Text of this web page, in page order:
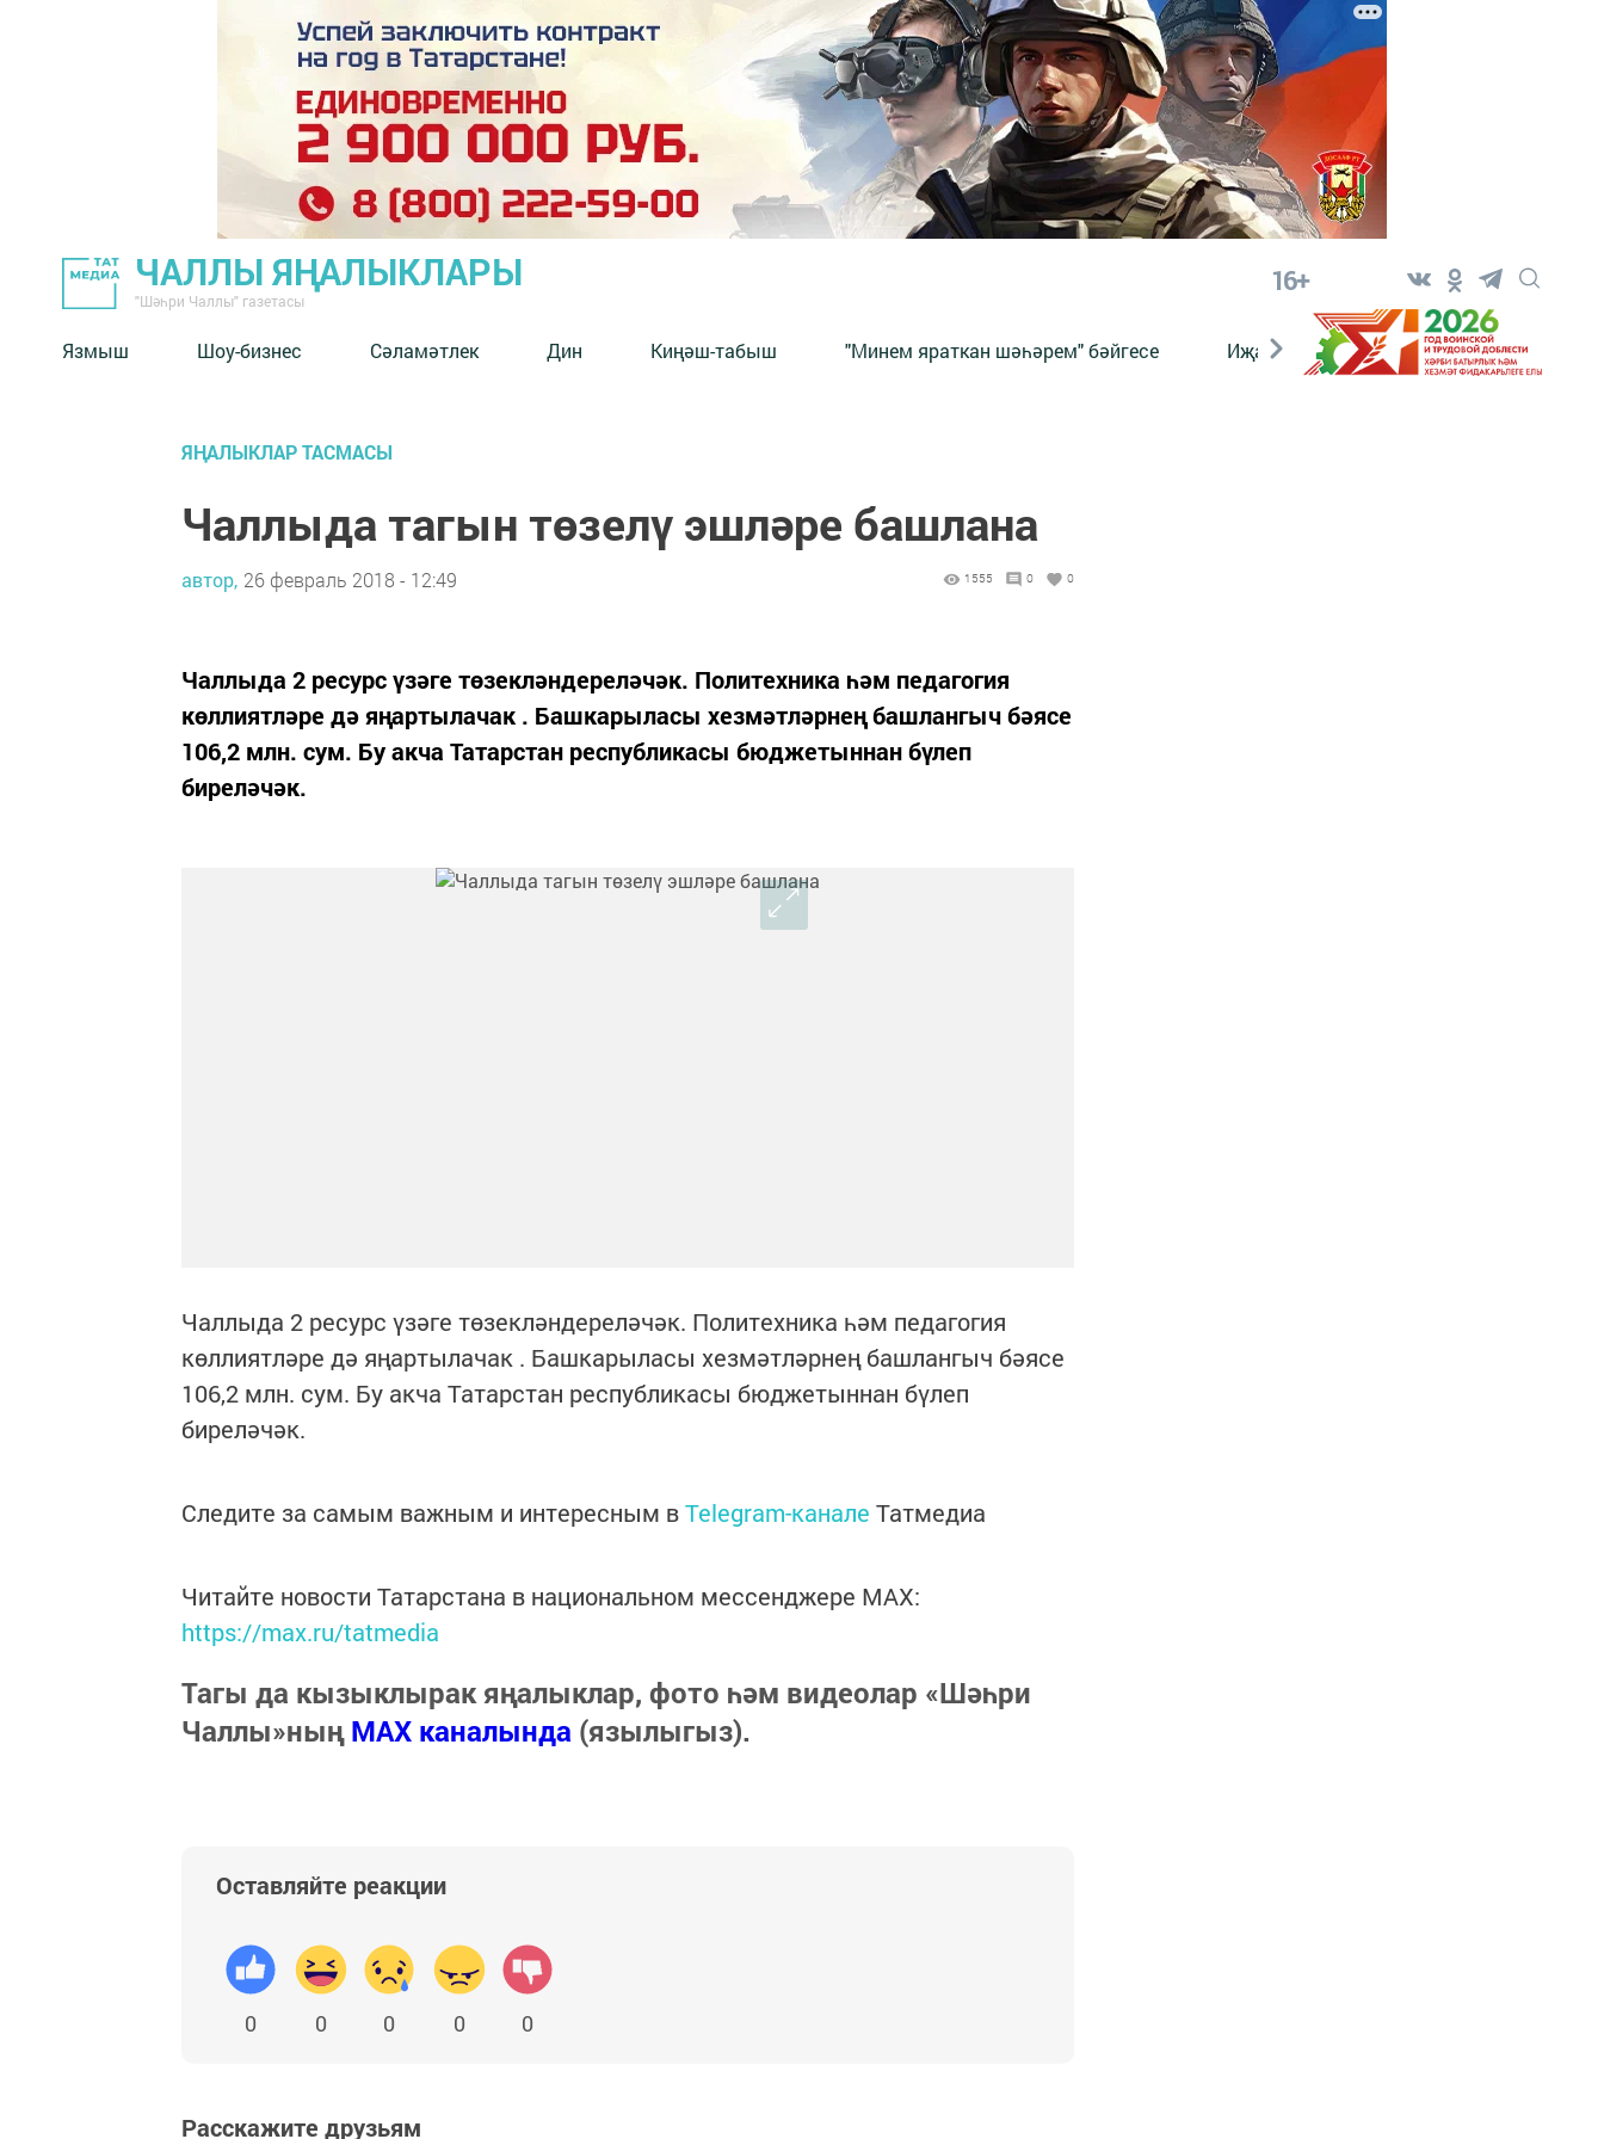
ЧАЛЛЫ ЯҢАЛЫКЛАРЫ
"Шәһри Чаллы" газетасы
16+
Язмыш Шоу-бизнес Сәламәтлек Дин Киңәш-табыш "Минем яраткан шәһәрем" бәйгесе Иҗат Реклама Онлайн
ЯҢАЛЫКЛАР ТАСМАСЫ
Чаллыда тагын төзелү эшләре башлана
автор, 26 февраль 2018 - 12:49 1555 0 0
Чаллыда 2 ресурс үзәге төзекләндереләчәк. Политехника һәм педагогия
көллиятләре дә яңартылачак . Башкарыласы хезмәтләрнең башлангыч бәясе
106,2 млн. сум. Бу акча Татарстан республикасы бюджетыннан бүлеп
биреләчәк.
Чаллыда 2 ресурс үзәге төзекләндереләчәк. Политехника һәм педагогия
көллиятләре дә яңартылачак . Башкарыласы хезмәтләрнең башлангыч бәясе
106,2 млн. сум. Бу акча Татарстан республикасы бюджетыннан бүлеп
биреләчәк.
Следите за самым важным и интересным вTelegram-канале Татмедиа
Читайте новости Татарстана в национальном мессенджере MАХ:
https://max.ru/tatmedia
Тагы да кызыклырак яңалыклар, фото һәм видеолар «Шәһри
Чаллы»ныңMAX каналында (язылыгыз).
Оставляйте реакции
0 0 0 0 0
Расскажите друзьям